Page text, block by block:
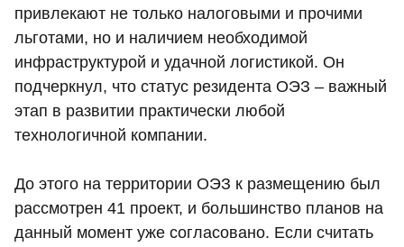
привлекают не только налоговыми и прочими
льготами, но и наличием необходимой
инфраструктурой и удачной логистикой. Он
подчеркнул, что статус резидента ОЭЗ – важный
этап в развитии практически любой
технологичной компании.
До этого на территории ОЭЗ к размещению был
рассмотрен 41 проект, и большинство планов на
данный момент уже согласовано. Если считать